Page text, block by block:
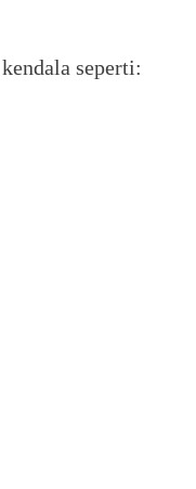
seperti: